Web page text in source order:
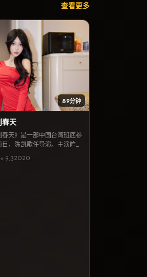
查看更多
89分钟
春天
春天》是一部中国台湾班底参
，陈凯歌任导演。主演阵容
的命运。10月22日公开放
⭐ 9.32020